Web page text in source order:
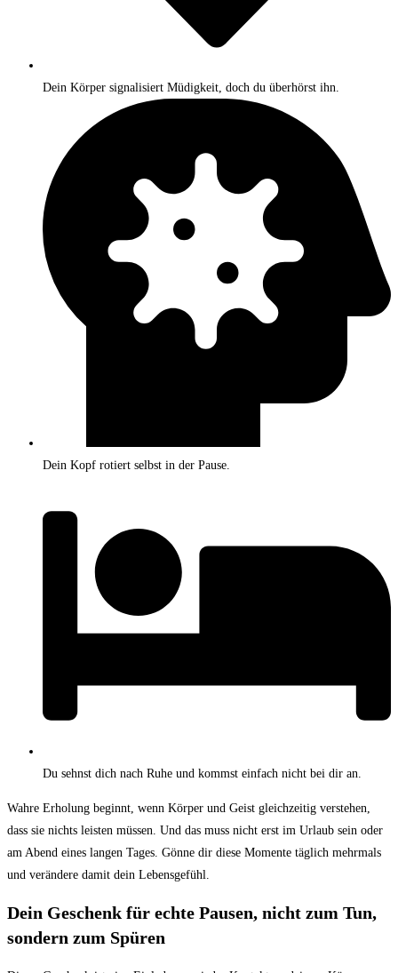
Dein Körper signalisiert Müdigkeit, doch du überhörst ihn.
Dein Kopf rotiert selbst in der Pause.
Du sehnst dich nach Ruhe und kommst einfach nicht bei dir an.
Wahre Erholung beginnt, wenn Körper und Geist gleichzeitig verstehen,
dass sie nichts leisten müssen. Und das muss nicht erst im Urlaub sein oder
am Abend eines langen Tages. Gönne dir diese Momente täglich mehrmals
und verändere damit dein Lebensgefühl.
Dein Geschenk für echte Pausen, nicht zum Tun,
sondern zum Spüren